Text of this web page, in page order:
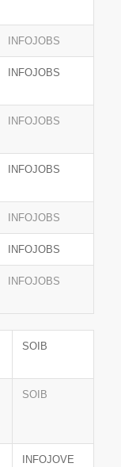
INFOJOBS
INFOJOBS
INFOJOBS
INFOJOBS
INFOJOBS
INFOJOBS
INFOJOBS
SOIB
SOIB
INFOJOVE